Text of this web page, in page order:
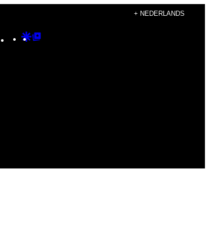
+ NEDERLANDS
Instagram
TikTokYouTube
Google